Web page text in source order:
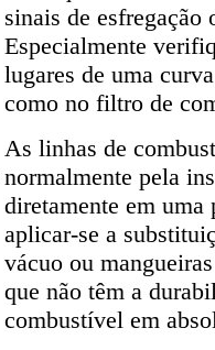
sinais de
Especialmente
lugares de uma
como no filtro de
As linhas de
normalmente pela
diretamente em uma
aplicar-se a
vácuo ou
que não têm a
combustível em